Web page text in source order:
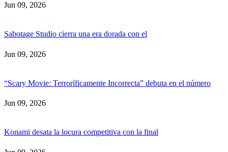
Jun 09, 2026
Sabotage Studio cierra una era dorada con el
Jun 09, 2026
“Scary Movie: Terroríficamente Incorrecta” debuta en el número
Jun 09, 2026
Konami desata la locura competitiva con la final